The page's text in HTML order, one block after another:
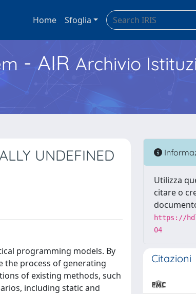
Home Sfoglia
- AIR Archivio
UNDEFINED
programming models. By
the process of generating
of existing methods, such
including static and
Utilizza
citare o
https://
04
Citazioni